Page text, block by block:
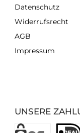
UNSERE
Datenschutz
Widerrufsrecht
AGB
Impressum